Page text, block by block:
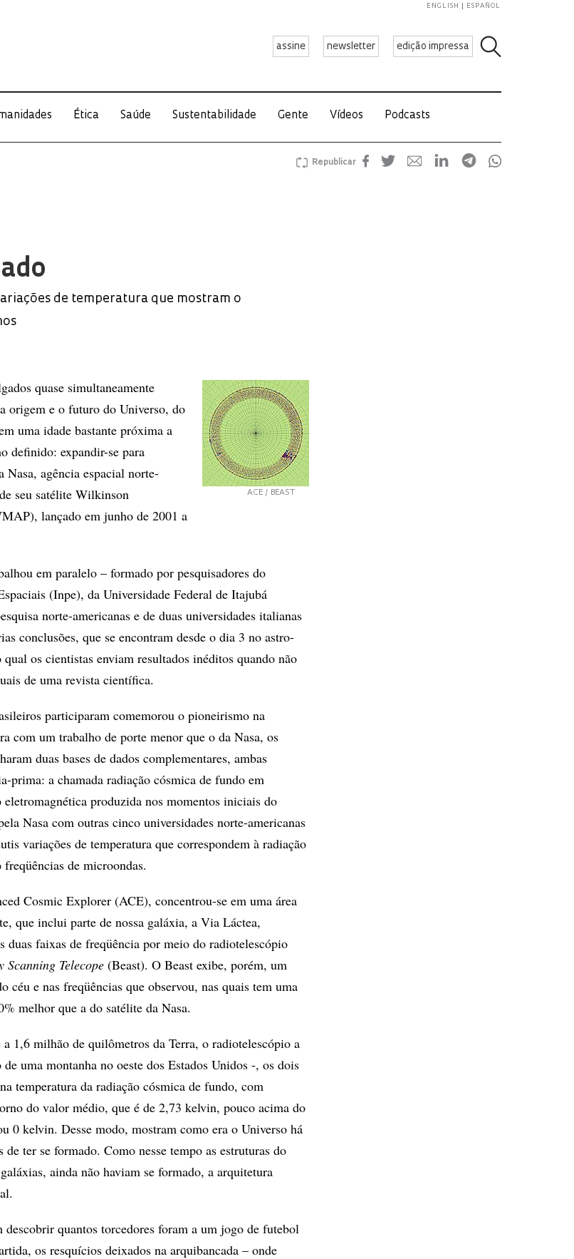
assine newsletter edição impressa
ENGLISH ESPAÑOL
Ética Saúde Sustentabilidade Gente Vídeos Podcasts
Republicar
de temperatura que mostram o
ACE / BEAST
quase simultaneamente
origem e o futuro do Universo, do
uma idade bastante próxima a
definido: expandir-se para
Nasa, agência espacial norte-
seu satélite Wilkinson
lançado em junho de 2001 a
em paralelo – formado por pesquisadores do
(Inpe), da Universidade Federal de Itajubá
norte-americanas e de duas universidades italianas
conclusões, que se encontram desde o dia 3 no astro-
os cientistas enviam resultados inéditos quando não
de uma revista científica.
participaram comemorou o pioneirismo na
com um trabalho de porte menor que o da Nasa, os
duas bases de dados complementares, ambas
prima: a chamada radiação cósmica de fundo em
produzida nos momentos iniciais do
Nasa com outras cinco universidades norte-americanas
variações de temperatura que correspondem à radiação
de microondas.
Cosmic Explorer (ACE), concentrou-se em uma área
que inclui parte de nossa galáxia, a Via Láctea,
duas faixas de freqüência por meio do radiotelescópio
Telecope (Beast). O Beast exibe, porém, um
céu e nas freqüências que observou, nas quais tem uma
melhor que a do satélite da Nasa.
1,6 milhão de quilômetros da Terra, o radiotelescópio a
uma montanha no oeste dos Estados Unidos -, os dois
temperatura da radiação cósmica de fundo, com
do valor médio, que é de 2,73 kelvin, pouco acima do
0 kelvin. Desse modo, mostram como era o Universo há
ter se formado. Como nesse tempo as estruturas do
ainda não haviam se formado, a arquitetura
descobrir quantos torcedores foram a um jogo de futebol
os resquícios deixados na arquibancada – onde